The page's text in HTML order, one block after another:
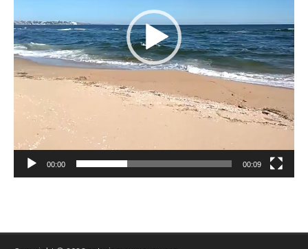
00:00 00:09